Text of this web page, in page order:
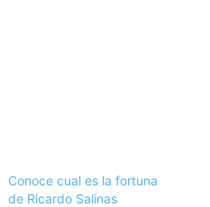
Conoce cual es la fortuna
de Ricardo Salinas